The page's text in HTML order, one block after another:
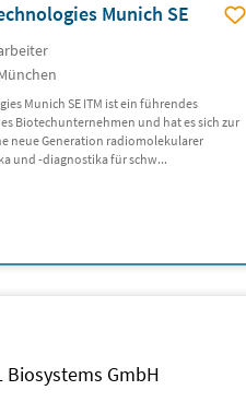
Munich SE
Munich SE ITM ist ein führendes
Biotechunternehmen und hat es sich zur
neue Generation radiomolekularer
und -diagnostika für schw...
Biosystems GmbH